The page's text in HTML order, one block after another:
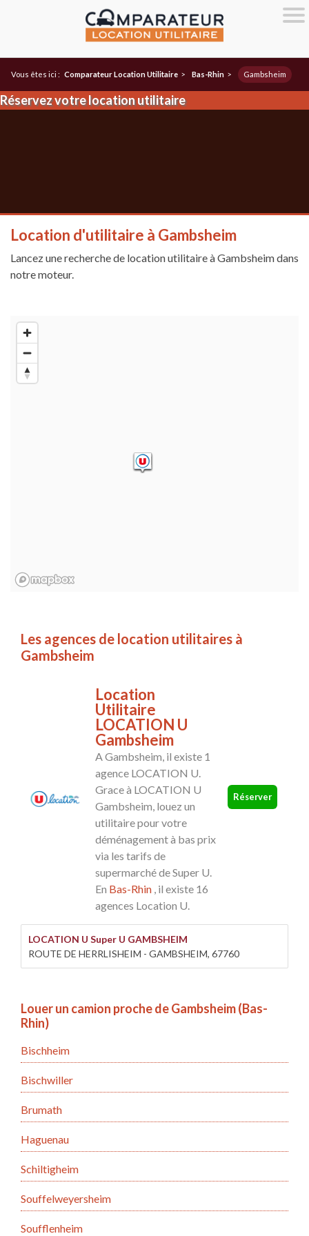
Vous êtes ici : Comparateur Location Utilitaire > Bas-Rhin > Gambsheim
Réservez votre location utilitaire
Location d'utilitaire à Gambsheim
Lancez une recherche de location utilitaire à Gambsheim dans
notre moteur.
Les agences de location utilitaires à
Gambsheim
Location
Utilitaire
LOCATION U
Gambsheim
A Gambsheim, il existe 1
agence LOCATION U.
Grace à LOCATION U
Gambsheim, louez un
utilitaire pour votre
déménagement à bas prix
via les tarifs de
supermarché de Super U.
En Bas-Rhin , il existe 16
agences Location U.
Réserver
LOCATION U Super U GAMBSHEIM
ROUTE DE HERRLISHEIM - GAMBSHEIM, 67760
Louer un camion proche de Gambsheim (Bas-
Rhin)
Bischheim
Bischwiller
Brumath
Haguenau
Schiltigheim
Souffelweyersheim
Soufflenheim